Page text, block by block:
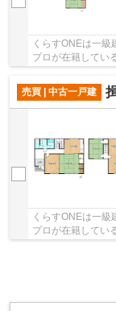
くらすONEは一
プロが在籍してい
売買 | 中古一戸建
くらすONEは一
プロが在籍してい